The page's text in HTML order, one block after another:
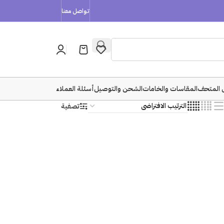
تواصل معنا
المتحفالمقاسات والخاماتالشحن والتوصيلأسئلة العملاء
تصفية